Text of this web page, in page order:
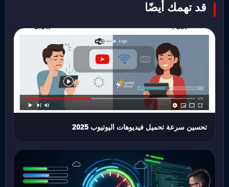
قد تهمك أيضًا
تحسين سرعة تحميل فيديوهات اليوتيوب 2025